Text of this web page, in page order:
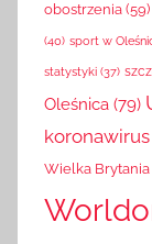
obostrzenia(59)
(40) sport w
statystyki (37)
Oleśnica (79)
koronawirus
Wielka